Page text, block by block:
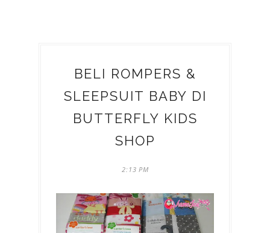
BELI ROMPERS &
SLEEPSUIT BABY DI
BUTTERFLY KIDS
SHOP
2:13 PM